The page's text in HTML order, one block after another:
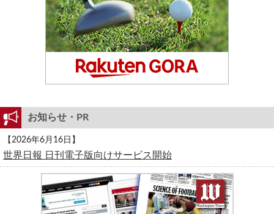
お知らせ・PR
【2026年6月16日】
世界日報 日刊電子版向けサービス開始